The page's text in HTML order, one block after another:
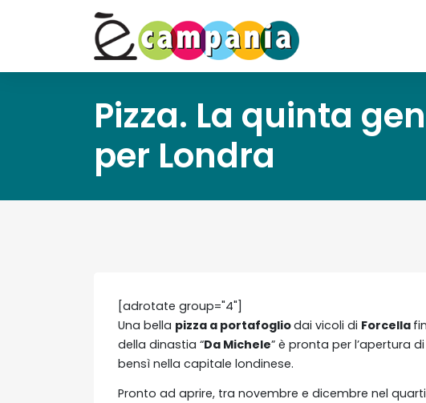
Pizza. La quinta
per Londra
[adrotate group="4"]
Una bella pizza a portafogliodai vicoli di Forcella
della dinastia “Da Michele” è pronta per l’apertura
bensì nella capitale londinese.
Pronto ad aprire, tra novembre e dicembre nel